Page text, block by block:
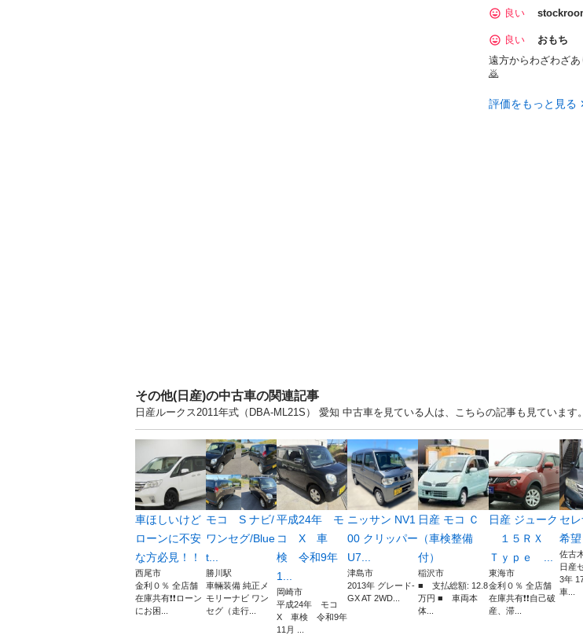
良い
良い
おもち
遠方からわざわざ
🙇
評価をもっと見る
その他(日産)の中古車の関連記事
日産ルークス2011年式（DBA-ML21S） 愛知 中古車を見ている人は、こちらの記事も見ています。
車ほしいけど
ローンに不安
な方必見！！
西尾市
金利０％ 全店舗
在庫共有❗️❗️ローン
にお困...
モコ S ナビ/
ワンセグ/Blue
t...
勝川駅
車輛装備 純正メ
モリーナビ ワン
セグ（走行...
平成24年 モ
コ X 車
検 令和9年
1...
岡崎市
平成24年 モコ
X 車検 令和9年
11月 ...
ニッサン NV1
00 クリッパー
U7...
津島市
2013年 グレード-
GX AT 2WD...
日産 モコ Ｃ
（車検整備
付）
稲沢市
■ 支払総額: 12.8
万円 ■ 車両本
体...
日産 ジューク
１５ＲＸ
Ｔｙｐｅ ...
東海市
金利０％ 全店舗
在庫共有❗️❗️自己破
産、滞...
セ
希望
佐古
日産
3年
車...